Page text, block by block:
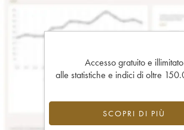
Accesso gratuito e illimitato
alle statistiche e indici di oltre
SCOPRI DI PIÙ